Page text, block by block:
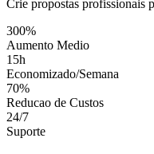
Crie propostas profissionais
300%
Aumento Medio
15h
Economizado/Semana
70%
Reducao de Custos
24/7
Suporte